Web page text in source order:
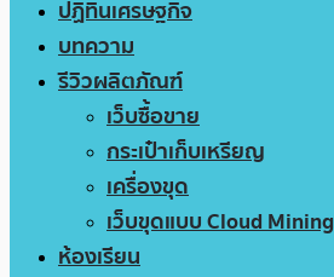
ปฏิทินเศรษฐกิจ
บทความ
รีวิวผลิตภัณฑ์
เว็บซื้อขาย
กระเป๋าเก็บเหรียญ
เครื่องขุด
เว็บขุดแบบ Cloud Mining
ห้องเรียน